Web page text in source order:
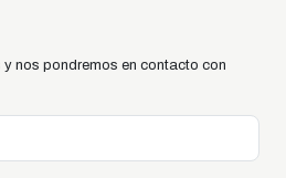
nos pondremos en contacto con